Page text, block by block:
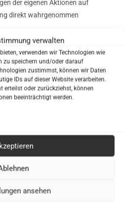
verwalten
verwenden wir Technologien wie
zu speichern und/oder darauf
zustimmst, können wir Daten
IDs auf dieser Website verarbeiten.
erteilst oder zurückziehst, können
beeinträchtigt werden.
ansehen
der eigenen Aktionen auf
direkt wahrgenommen
an einem einzelnen
interaktiven
in eine “natürliche”
Umfeld
an, eine interaktive 3D-
und die virtuelle
können. Dieses Vorgehen
die schrittweise über